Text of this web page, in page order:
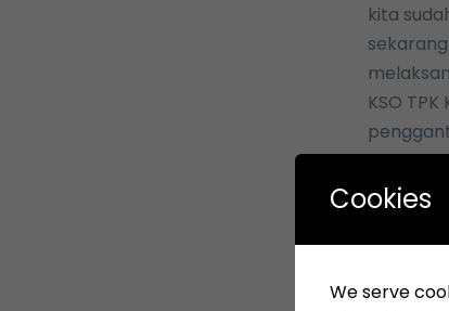
kita
KSO
setelah
Cookies
We serve